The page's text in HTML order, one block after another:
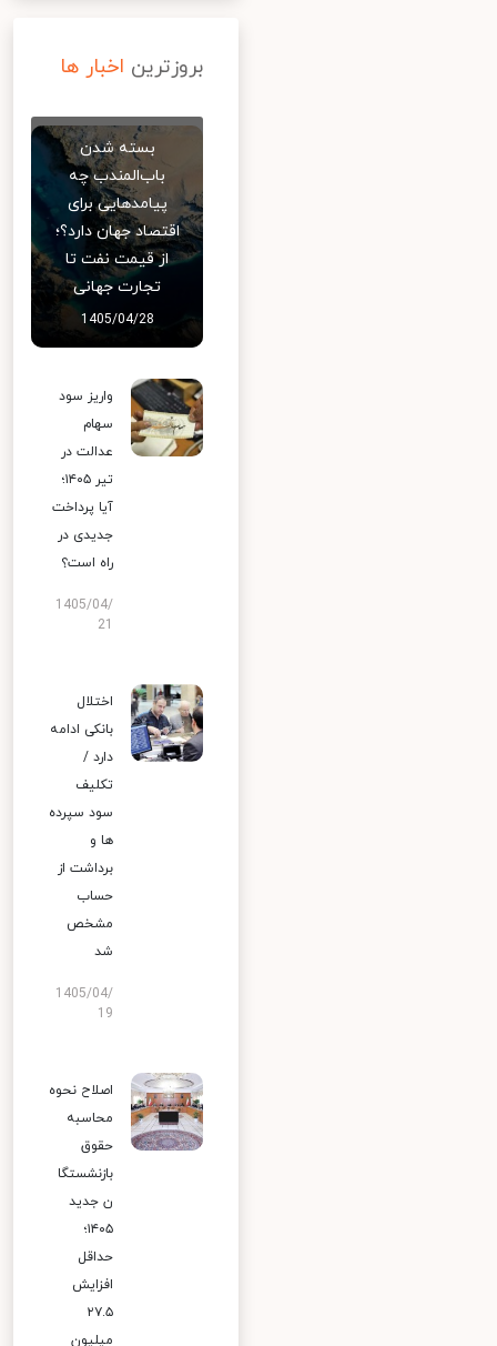
بروزترین اخبار ها
بسته شدن
باب‌المندب چه
پیامدهایی برای
اقتصاد جهان دارد؟؛
از قیمت نفت تا
تجارت جهانی
1405/04/28
واریز سود
سهام
عدالت در
تیر ۱۴۰۵؛
آیا پرداخت
جدیدی در
راه است؟
1405/04/
اختلال
بانکی ادامه
دارد /
تکلیف
سود سپرده
ها و
برداشت از
حساب
مشخص
شد
1405/04/
19
اصلاح نحوه
محاسبه
حقوق
بازنشستگا
ن جدید
۱۴۰۵؛
حداقل
افزایش
۲۷.۵
میلیون